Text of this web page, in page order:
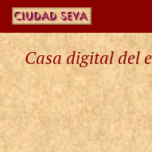
Casa digital del